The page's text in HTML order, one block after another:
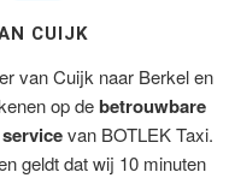
CUIJK
van Cuijk naar Berkel en
op debetrouwbare
van BOTLEK Taxi.
geldt dat wij 10 minuten